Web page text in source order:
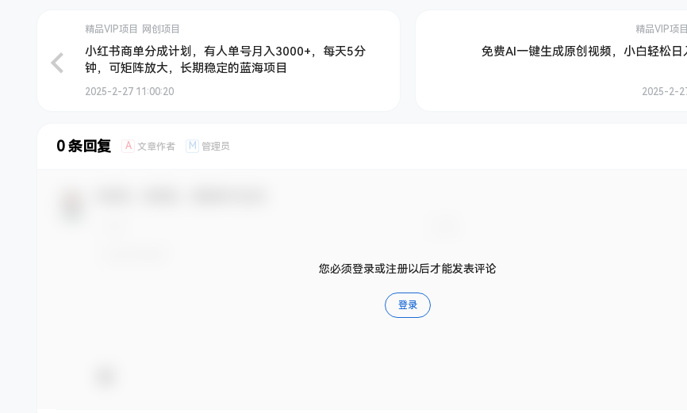
精品VIP项目 网创项目
小红书商单分成计划，有人单号月入3000+，每天5分
钟，可矩阵放大，长期稳定的蓝海项目
2025-2-27 11:00:20
精品VIP项目
免费AI一键生成原创视频，小白轻松
2025-2-
0 条回复 A 文章作者 M 管理员
您必须登录或注册以后才能发表评论
登录